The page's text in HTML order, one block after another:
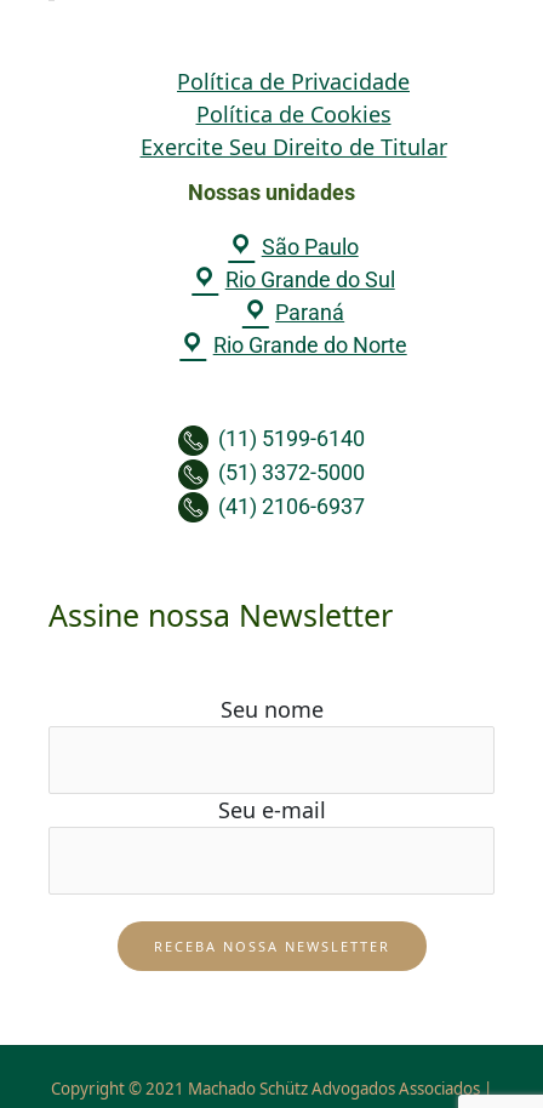
Política de Privacidade
Política de Cookies
Exercite Seu Direito de Titular
Nossas unidades
São Paulo
Rio Grande do Sul
Paraná
Rio Grande do Norte
(11) 5199-6140
(51) 3372-5000
(41) 2106-6937
Assine nossa Newsletter
Seu nome
Seu e-mail
Copyright © 2021 Machado Schütz Advogados Associados |